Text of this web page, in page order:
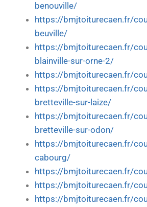
benouville/
https://bmjtoiturecaen.fr/
beuville/
https://bmjtoiturecaen.fr/
blainville-sur-orne-2/
https://bmjtoiturecaen.fr/
https://bmjtoiturecaen.fr/
bretteville-sur-laize/
https://bmjtoiturecaen.fr/
bretteville-sur-odon/
https://bmjtoiturecaen.fr/
cabourg/
https://bmjtoiturecaen.fr/
https://bmjtoiturecaen.fr/
https://bmjtoiturecaen.fr/